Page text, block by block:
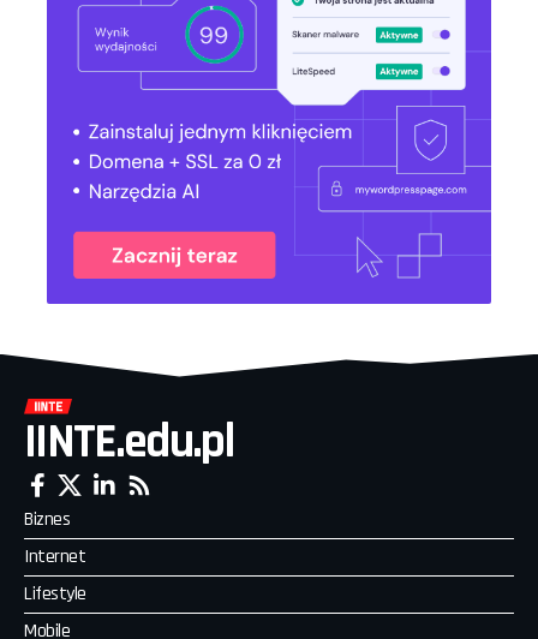
IINTE.edu.pl
Biznes
Internet
Lifestyle
Mobile